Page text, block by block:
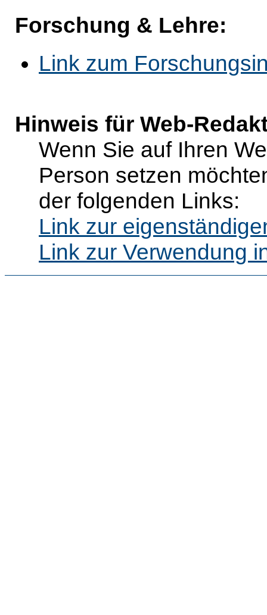
Forschung & Lehre:
Link zum
Hinweis für Web-
Wenn Sie auf Ihren
Person setzen
der folgenden Links:
Link zur
Link zur Verwendung